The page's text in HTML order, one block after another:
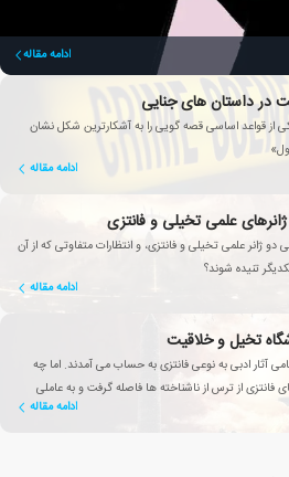
ادامه مقاله
داستان های جنایی
از قواعد اساسی قصه گویی را به آشکارترین شکل نشان
ادامه مقاله
ژانرهای علمی تخیلی و فانتزی
دو ژانر علمی تخیلی و فانتزی، و انتظارات متفاوتی که از آن
تنیده شوند؟
ادامه مقاله
تخیل و خلاقیت
آثار ادبی به نوعی فانتزی به حساب می آمدند. اما چه
فانتزی از ترس از ناشناخته ها فاصله گرفت و به عاملی
ادامه مقاله